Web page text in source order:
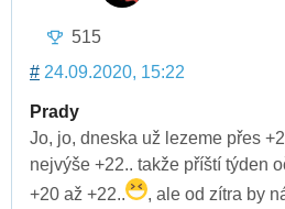
515
# 24.09.2020, 15:22
Prady
Jo, jo, dneska už lezeme přes
nejvýše +22.. takže příští týden
+20 až +22..
, ale od zítra by